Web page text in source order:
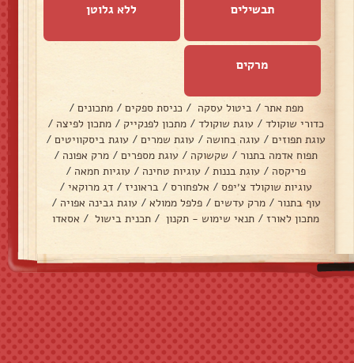
תבשילים ללא גלוטן
מרקים
מפת אתר / ביטול עסקה / כניסת ספקים / מתכונים /
כדורי שוקולד / עוגת שוקולד / מתכון לפנקייק / מתכון לפיצה /
עוגת תפוזים / עוגה בחושה / עוגת שמרים / עוגת ביסקוויטים /
תפוח אדמה בתנור / שקשוקה / עוגת מספרים / מרק אפונה /
פריקסה / עוגת בננות / עוגיות טחינה / עוגיות חמאה /
עוגיות שוקולד צ׳יפס / אלפחורס / בראוניז / דג מרוקאי /
עוף בתנור / מרק עדשים / פלפל ממולא / עוגת גבינה אפויה /
מתכון לאורז / תנאי שימוש - תקנון / תכנית בישול / אסאדו